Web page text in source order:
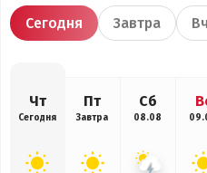
Сегодня Завтра
Чт
Сегодня
Пт
Завтра
Сб
08.08